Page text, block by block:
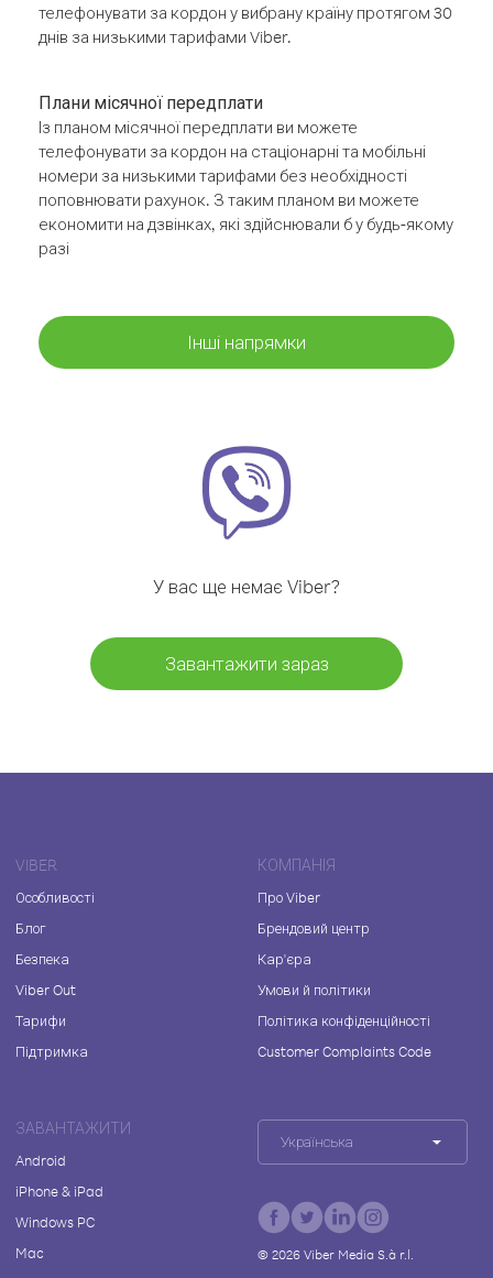
телефонувати за кордон у вибрану країну протягом 30
днів за низькими тарифами Viber.
Плани місячної передплати
Із планом місячної передплати ви можете
телефонувати за кордон на стаціонарні та мобільні
номери за низькими тарифами без необхідності
поповнювати рахунок. З таким планом ви можете
економити на дзвінках, які здійснювали б у будь-якому
разі
Інші напрямки
У вас ще немає Viber?
Завантажити зараз
VIBER
Особливості
Блог
Безпека
Viber Out
Тарифи
Підтримка
КОМПАНІЯ
Про Viber
Брендовий центр
Кар'єра
Умови й політики
Політика конфіденційності
Customer Complaints Code
ЗАВАНТАЖИТИ
Android
iPhone & iPad
Windows PC
Mac
Українська
© 2026Viber Media S.à r.l.